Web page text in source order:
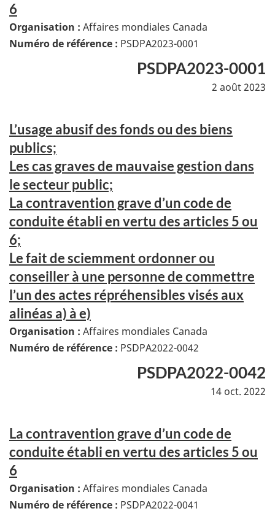
6
Organisation : Affaires mondiales Canada
Numéro de référence : PSDPA2023-0001
PSDPA2023-0001
2 août 2023
L’usage abusif des fonds ou des biens
publics;
Les cas graves de mauvaise gestion dans
le secteur public;
La contravention grave d’un code de
conduite établi en vertu des articles 5 ou
6;
Le fait de sciemment ordonner ou
conseiller à une personne de commettre
l’un des actes répréhensibles visés aux
alinéas a) à e)
Organisation : Affaires mondiales Canada
Numéro de référence : PSDPA2022-0042
PSDPA2022-0042
14 oct. 2022
La contravention grave d’un code de
conduite établi en vertu des articles 5 ou
6
Organisation : Affaires mondiales Canada
Numéro de référence : PSDPA2022-0041